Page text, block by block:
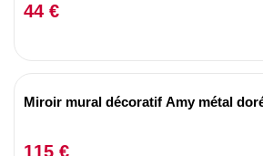
44 €
Miroir mural décoratif Amy métal
115 €